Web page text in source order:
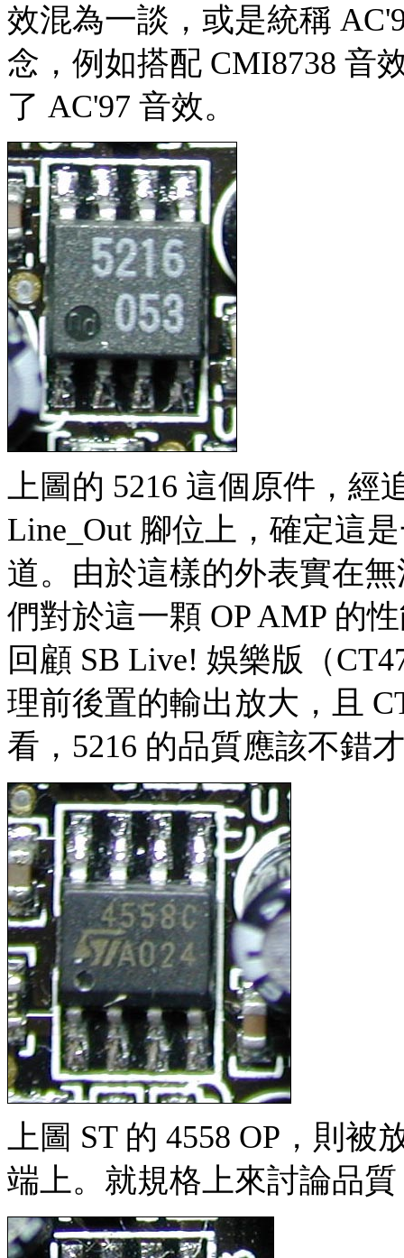
效混為一談，或是統稱
念，例如搭配 CMI8738 音
了 AC'97 音效。
上圖的 5216 這個原件，經
Line_Out 腳位上，確定這
道。由於這樣的外表實在
們對於這一顆 OP AMP 的
回顧 SB Live! 娛樂版（
理前後置的輸出放大，且
看，5216 的品質應該不錯
上圖 ST 的 4558 OP，則
端上。就規格上來討論品質